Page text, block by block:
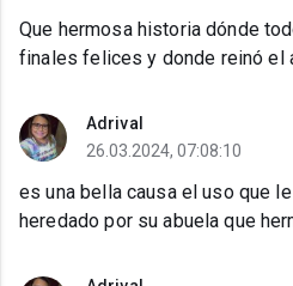
Que hermosa historia dónde
finales felices y donde reinó el
Adrival
26.03.2024, 07:08:10
es una bella causa el uso que
heredado por su abuela que